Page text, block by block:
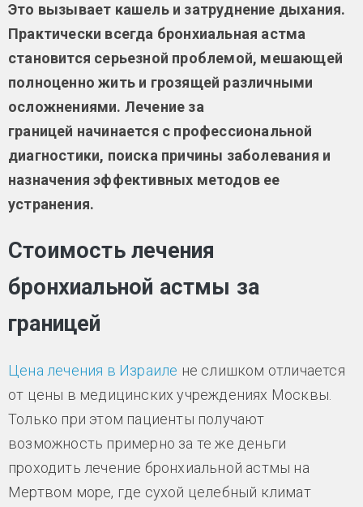
Это вызывает кашель и затруднение дыхания.
Практически всегда бронхиальная астма
становится серьезной проблемой, мешающей
полноценно жить и грозящей различными
осложнениями. Лечение за
границей начинается с профессиональной
диагностики, поиска причины заболевания и
назначения эффективных методов ее
устранения.
Стоимость лечения
бронхиальной астмы за
границей
Цена лечения в Израиле не слишком отличается
от цены в медицинских учреждениях Москвы.
Только при этом пациенты получают
возможность примерно за те же деньги
проходить лечение бронхиальной астмы на
Мертвом море, где сухой целебный климат